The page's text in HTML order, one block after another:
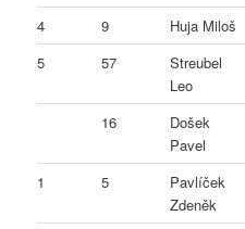
4 9 Huja Miloš
5
57
Streubel
Leo
16
Došek
Pavel
1 5
Pavlíček
Zdeněk